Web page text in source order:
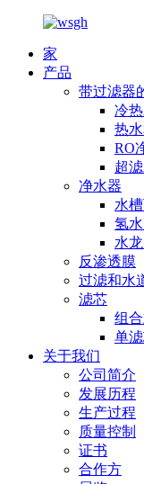
家
产品
带过滤器
冷
热
RO
超
净水器
水
氢
水
反渗透膜
过滤和水
滤芯
组
单
关于我们
公司简介
发展历程
生产过程
质量控制
证书
合作方